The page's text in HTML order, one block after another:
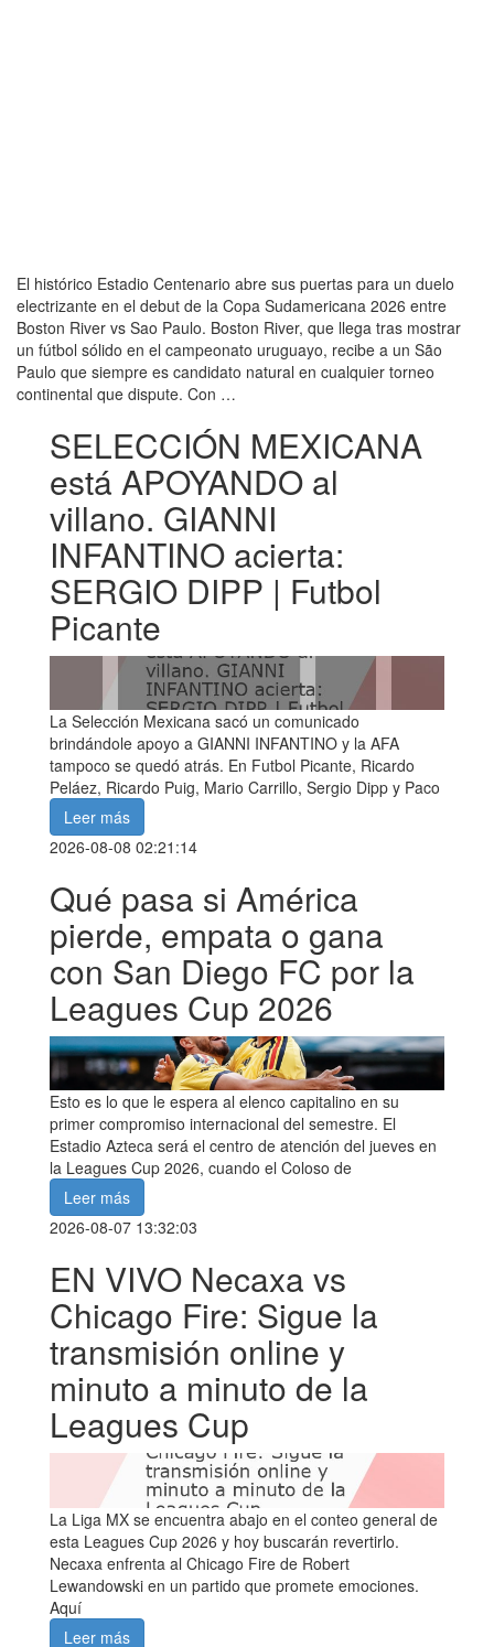
El histórico Estadio Centenario abre sus puertas para un duelo
electrizante en el debut de la Copa Sudamericana 2026 entre
Boston River vs Sao Paulo. Boston River, que llega tras mostrar
un fútbol sólido en el campeonato uruguayo, recibe a un São
Paulo que siempre es candidato natural en cualquier torneo
continental que dispute. Con …
SELECCIÓN MEXICANA
está APOYANDO al
villano. GIANNI
INFANTINO acierta:
SERGIO DIPP | Futbol
Picante
La Selección Mexicana sacó un comunicado
brindándole apoyo a GIANNI INFANTINO y la AFA
tampoco se quedó atrás. En Futbol Picante, Ricardo
Peláez, Ricardo Puig, Mario Carrillo, Sergio Dipp y Paco
Leer más
2026-08-08 02:21:14
Qué pasa si América
pierde, empata o gana
con San Diego FC por la
Leagues Cup 2026
Esto es lo que le espera al elenco capitalino en su
primer compromiso internacional del semestre. El
Estadio Azteca será el centro de atención del jueves en
la Leagues Cup 2026, cuando el Coloso de
Leer más
2026-08-07 13:32:03
EN VIVO Necaxa vs
Chicago Fire: Sigue la
transmisión online y
minuto a minuto de la
Leagues Cup
La Liga MX se encuentra abajo en el conteo general de
esta Leagues Cup 2026 y hoy buscarán revertirlo.
Necaxa enfrenta al Chicago Fire de Robert
Lewandowski en un partido que promete emociones.
Aquí
Leer más